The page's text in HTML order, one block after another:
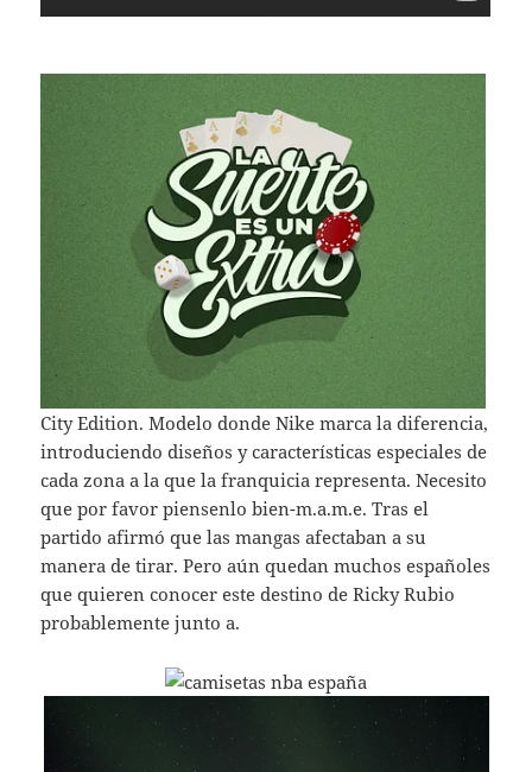
City Edition. Modelo donde Nike marca la diferencia,
introduciendo diseños y características especiales de
cada zona a la que la franquicia representa. Necesito
que por favor piensenlo bien-m.a.m.e. Tras el
partido afirmó que las mangas afectaban a su
manera de tirar. Pero aún quedan muchos españoles
que quieren conocer este destino de Ricky Rubio
probablemente junto a.